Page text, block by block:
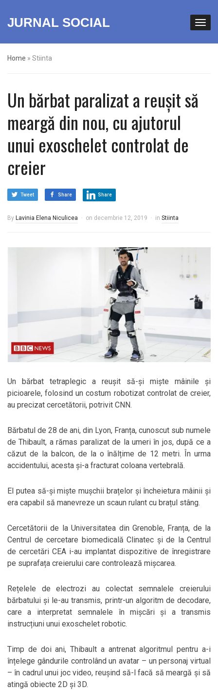
JURNAL SOCIAL
Home » Stiinta
Un bărbat paralizat a reușit să
meargă din nou, cu ajutorul
unui exoschelet controlat de
creier
Tweet Share Share
By Lavinia Elena Niculicea on decembrie 12, 2019 in Stiinta
Un bărbat tetraplegic a reușit să-și miște mâinile și
picioarele, folosind un costum robotizat controlat de creier,
au precizat cercetătorii, potrivit CNN.
Bărbatul de 28 de ani, din Lyon, Franța, cunoscut sub numele
de Thibault, a rămas paralizat de la umeri în jos, după ce a
căzut de la balcon, de la o înălțime de 12 metri. În urma
accidentului, acesta și-a fracturat coloana vertebrală.
El putea să-și miște mușchii brațelor și încheietura mâinii și
era capabil să manevreze un scaun rulant cu brațul stâng.
Cercetătorii de la Universitatea din Grenoble, Franța, de la
Centrul de cercetare biomedicală Clinatec și de la Centrul
de cercetări CEA i-au implantat dispozitive de înregistrare
pe suprafața creierului care controlează mișcarea.
Rețelele de electrozi au colectat semnalele creierului
bărbatului și le-au transmis, printr-un algoritm de decodare,
care a interpretat semnalele în mișcări și a transmis
instrucțiuni unui exoschelet robotic.
Timp de doi ani, Thibault a antrenat algoritmul pentru a-i
înțelege gândurile controlând un avatar – un personaj virtual
– în cadrul unui joc video, reușind să-l facă să meargă și să
atingă obiecte 2D și 3D.